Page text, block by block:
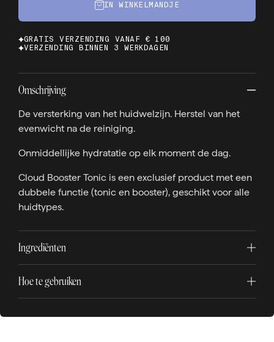
IN WINKELMANDJE
GRATIS VERZENDING VANAF € 100
VERZENDING BINNEN 3 WERKDAGEN
Omschrijving
De versterking van het huidwelzijn. Herstel van het
evenwicht na de reiniging.
Onmiddellijke hydratatie op elk moment de dag.
Cloud Booster Tonic is een exclusief product met een
dubbele functie (tonic en booster), geschikt voor alle
huidtypes.
Ingrediënten
Hoe te gebruiken